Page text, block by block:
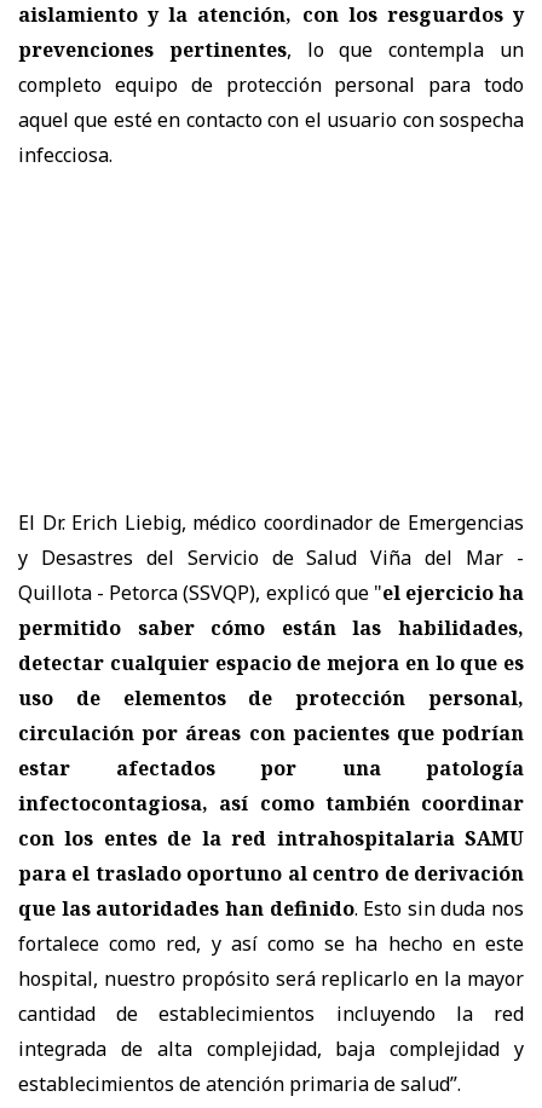
aislamiento y la atención, con los resguardos y
prevenciones pertinentes, lo que contempla un
completo equipo de protección personal para todo
aquel que esté en contacto con el usuario con sospecha
infecciosa.
El Dr. Erich Liebig, médico coordinador de Emergencias
y Desastres del Servicio de Salud Viña del Mar -
Quillota - Petorca (SSVQP), explicó que "el ejercicio ha
permitido saber cómo están las habilidades,
detectar cualquier espacio de mejora en lo que es
uso de elementos de protección personal,
circulación por áreas con pacientes que podrían
estar afectados por una patología
infectocontagiosa, así como también coordinar
con los entes de la red intrahospitalaria SAMU
para el traslado oportuno al centro de derivación
que las autoridades han definido. Esto sin duda nos
fortalece como red, y así como se ha hecho en este
hospital, nuestro propósito será replicarlo en la mayor
cantidad de establecimientos incluyendo la red
integrada de alta complejidad, baja complejidad y
establecimientos de atención primaria de salud”.